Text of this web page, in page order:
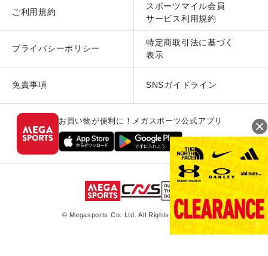
ご利用規約
スポーツマイル会員
サービス利用規約
プライバシーポリシー
特定商取引法に基づく
表示
免責事項 SNSガイドライン
お買い物が便利に！メガスポーツ公式アプリ
© Megasports Co. Ltd. All Rights Reserved.